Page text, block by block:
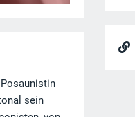
sein